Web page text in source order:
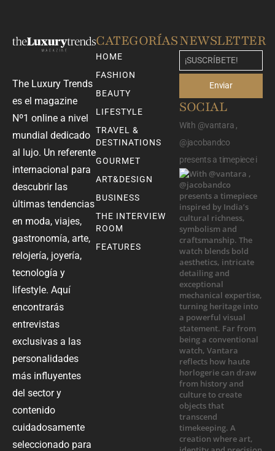
The Luxury Trends
es el magazine
Nº1 online a nivel
mundial dedicado
al lujo. Un referente
internacional para
descubrir las
últimas tendencias
en moda, viajes,
gastronomía, arte,
relojería, joyería,
tecnología y
lifestyle. Aquí
encontrarás
entrevistas
exclusivas a las
personalidades
más influyentes
del sector y
contenido
cuidadosamente
seleccionado para
CATEGORÍAS
HOME
FASHION
BEAUTY
LIFESTYLE
TRAVEL &
DESTINATIONS
GOURMET
ART&DESIGN
BUSINESS
THE INTERVIEW
ROOM
FEATURES
NEWSLETTER
Enviar
SOCIAL
With @vantara ,
@jacobandco
presents a timepiece i